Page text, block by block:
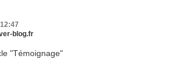
blog.fr